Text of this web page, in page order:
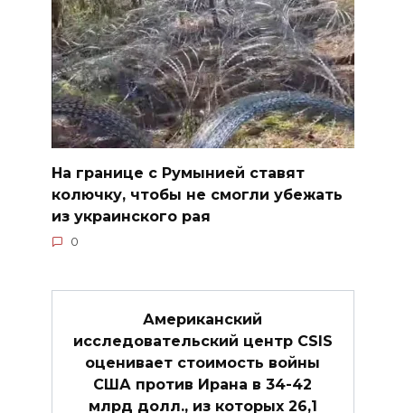
На границе с Румынией ставят
колючку, чтобы не смогли убежать
из украинского рая
0
Американский
исследовательский центр CSIS
оценивает стоимость войны
США против Ирана в 34-42
млрд долл., из которых 26,1